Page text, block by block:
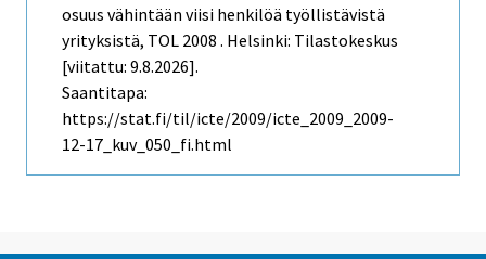
osuus vähintään viisi henkilöä työllistävistä
yrityksistä, TOL 2008 . Helsinki: Tilastokeskus
[viitattu: 9.8.2026].
Saantitapa:
https://stat.fi/til/icte/2009/icte_2009_2009-
12-17_kuv_050_fi.html